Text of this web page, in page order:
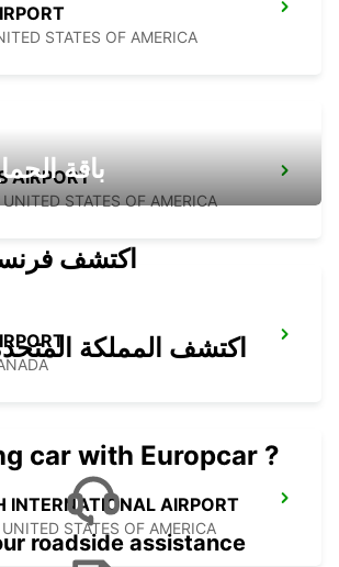
STATES OF AMERICA
AIRPORT
STATES OF AMERICA
INTERNATIONAL AIRPORT
STATES OF AMERICA
باقة
اكتشف
اكتشف المملكة
car with Europcar ?
roadside assistance